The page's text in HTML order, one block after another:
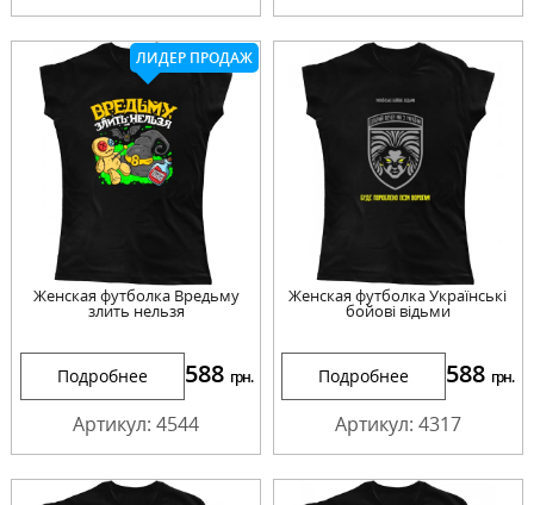
ЛИДЕР ПРОДАЖ
Женская футболка Вредьму
злить нельзя
Подробнее 588 грн.
Артикул: 4544
Женская футболка Українські
бойові відьми
Подробнее 588 грн.
Артикул: 4317